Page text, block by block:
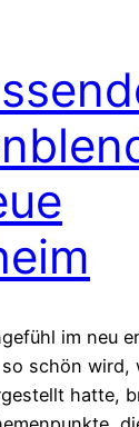
im neu
schön wird,
hatte,